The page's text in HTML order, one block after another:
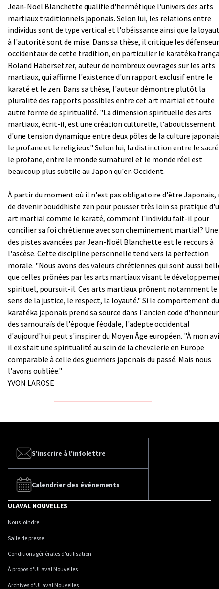
Jean-Noël Blanchette qualifie d'hermétique l'univers des arts
martiaux traditionnels japonais. Selon lui, les relations entre
individus sont de type vertical et l'obéissance ainsi que la
à l'autorité sont de mise. Dans sa thèse, il critique les
occidentaux de cette tradition, en particulier le karatéka
Roland Habersetzer, auteur de nombreux ouvrages sur les arts
martiaux, qui affirme l'existence d'un rapport exclusif entre le
karaté et le zen. Dans sa thèse, l'auteur démontre plutôt la
pluralité des rapports possibles entre cet art martial et toute
autre forme de spiritualité. "La dimension spirituelle des arts
martiaux, écrit-il, est une création culturelle, l'aboutissement
d'une tension dynamique entre deux pôles de la culture
le profane et le religieux." Selon lui, la distinction entre le
le profane, entre le monde surnaturel et le monde réel est
beaucoup plus subtile au Japon qu'en Occident.
À partir du moment où il n'est pas obligatoire d'être Japonais,
de devenir bouddhiste zen pour pousser très loin sa pratique
art martial comme le karaté, comment l'individu fait-il pour
concilier sa foi chrétienne avec son cheminement martial? Une
des pistes avancées par Jean-Noël Blanchette est le recours à
l'ascèse. Cette discipline personnelle tend vers la perfection
morale. "Nous avons des valeurs chrétiennes qui sont aussi
que celles prônées par les arts martiaux visant le
spirituel, poursuit-il. Ces arts martiaux prônent notamment le
sens de la justice, le respect, la loyauté." Si le comportement du
karatéka japonais prend sa source dans l'ancien code d'honneur
des samouraïs de l'époque féodale, l'adepte occidental
d'aujourd'hui peut s'inspirer du Moyen Âge européen. "À mon
il existait une spiritualité au sein de la chevalerie en Europe
comparable à celle des guerriers japonais du passé. Mais nous
l'avons oubliée."
YVON LAROSE
S'inscrire à l'infolettre
Calendrier des événements
ULAVAL NOUVELLES
Nous joindre
Salle de presse
Conditions générales d'utilisation
À propos d'ULaval Nouvelles
Archives d'ULaval Nouvelles